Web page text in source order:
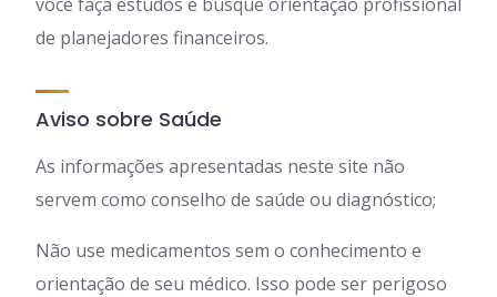
de planejadores financeiros.
Aviso sobre Saúde
As informações apresentadas neste site não
servem como conselho de saúde ou diagnóstico;
Não use medicamentos sem o conhecimento e
orientação de seu médico. Isso pode ser perigoso